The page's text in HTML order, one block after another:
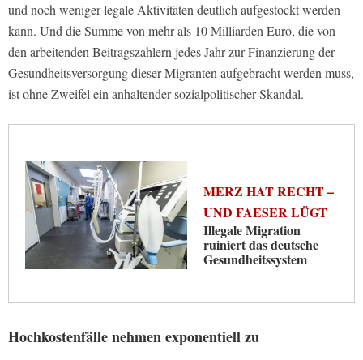
und noch weniger legale Aktivitäten deutlich aufgestockt werden
kann. Und die Summe von mehr als 10 Milliarden Euro, die von
den arbeitenden Beitragszahlern jedes Jahr zur Finanzierung der
Gesundheitsversorgung dieser Migranten aufgebracht werden muss,
ist ohne Zweifel ein anhaltender sozialpolitischer Skandal.
MERZ HAT RECHT –
UND FAESER LÜGT
Illegale Migration
ruiniert das deutsche
Gesundheitssystem
Hochkostenfälle nehmen exponentiell zu